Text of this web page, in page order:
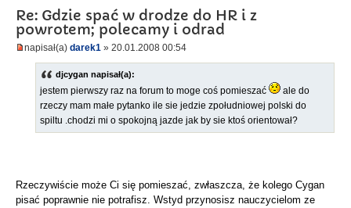
Re: Gdzie spać w drodze do HR i z
powrotem; polecamy i odrad
napisał(a) darek1 » 20.01.2008 00:54
djcygan napisał(a):
jestem pierwszy raz na forum to moge coś pomieszać
ale do
rzeczy mam małe pytanko ile sie jedzie zpołudniowej polski do
spiltu .chodzi mi o spokojną jazde jak by sie ktoś orientował?
Rzeczywiście może Ci się pomieszać, zwłaszcza, że kolego Cygan
pisać poprawnie nie potrafisz. Wstyd przynosisz nauczycielom ze